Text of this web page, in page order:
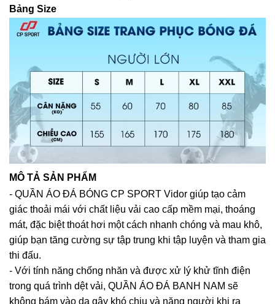
Bảng Size
MÔ TẢ SẢN PHẨM
- QUẦN ÁO ĐÁ BÓNG CP SPORT Vidor giúp tạo cảm
giác thoải mái với chất liệu vải cao cấp mềm mại, thoáng
mát, đặc biệt thoát hơi một cách nhanh chóng và mau khô,
giúp bạn tăng cường sự tập trung khi tập luyện và tham gia
thi đấu.
- Với tính năng chống nhăn và được xử lý khử tĩnh điện
trong quá trình dệt vải, QUẦN ÁO ĐÁ BANH NAM sẽ
không bám vào da gây khó chịu và nặng người khi ra